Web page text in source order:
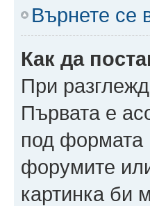
Върнете се
Как да
При
Първата е
под формата
форумите
картинка би